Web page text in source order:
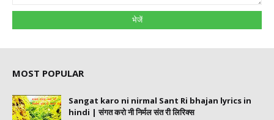
MOST POPULAR
Sangat karo ni nirmal Sant Ri bhajan lyrics in
hindi | संगत करो नी निर्मल संत री लिरिक्स